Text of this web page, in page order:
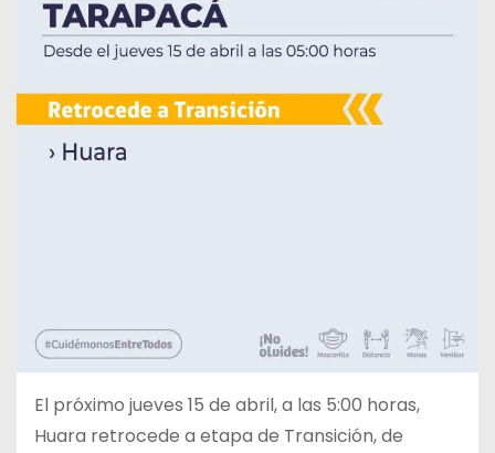
El próximo jueves 15 de abril, a las 5:00 horas,
Huara retrocede a etapa de Transición, de